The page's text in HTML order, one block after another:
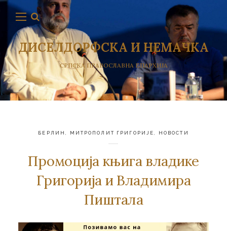
ДИСЕЛДОРФСКА И НЕМАЧКА
СРПСКА ПРАВОСЛАВНА ЕПАРХИЈА
БЕРЛИН МИТРОПОЛИТ ГРИГОРИЈЕ НОВОСТИ
Промоција књига владике
Григорија и Владимира
Пиштала